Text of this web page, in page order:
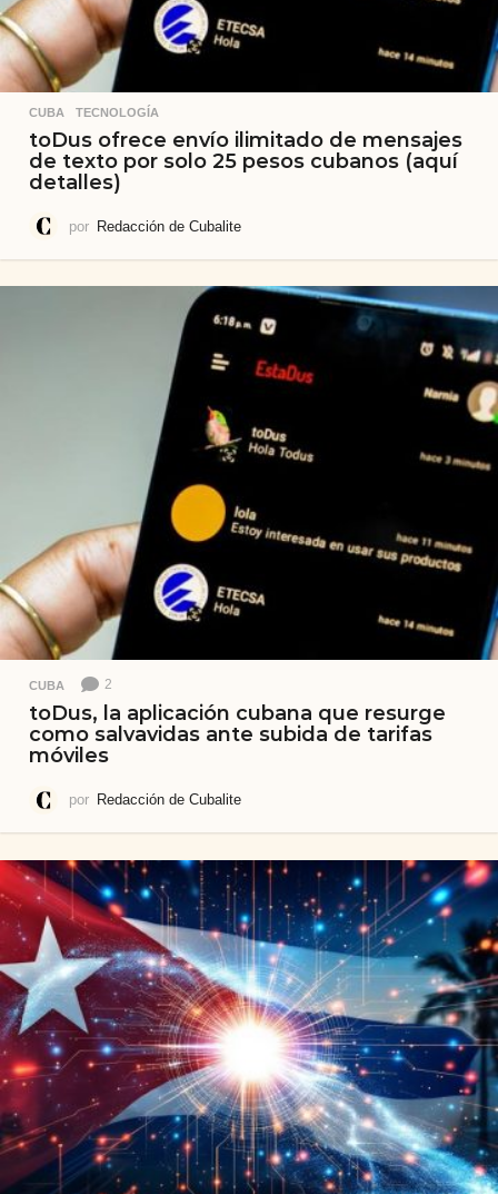
CUBA ,TECNOLOGÍA
toDus ofrece envío ilimitado de mensajes
de texto por solo 25 pesos cubanos (aquí
detalles)
por Redacción de Cubalite
CUBA 2
toDus, la aplicación cubana que resurge
como salvavidas ante subida de tarifas
móviles
por Redacción de Cubalite